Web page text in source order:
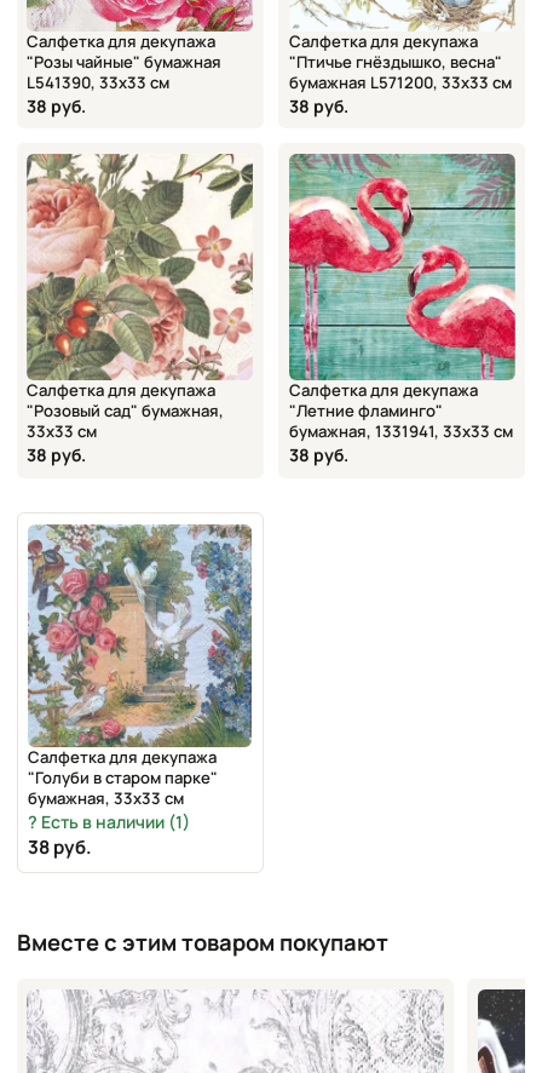
Салфетка для декупажа
"Розы чайные" бумажная
L541390, 33х33 см
38 руб.
Салфетка для декупажа
"Птичье гнёздышко, весна"
бумажная L571200, 33х33 см
38 руб.
Салфетка для декупажа
"Розовый сад" бумажная,
33х33 см
38 руб.
Салфетка для декупажа
"Летние фламинго"
бумажная, 1331941, 33х33 см
38 руб.
Салфетка для декупажа
"Голуби в старом парке"
бумажная, 33х33 см
Есть в наличии (1)
38 руб.
Вместе с этим товаром покупают